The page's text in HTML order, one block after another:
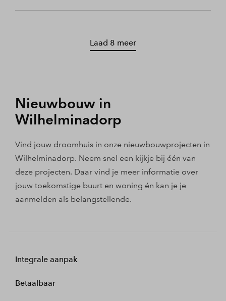
Laad 8 meer
Nieuwbouw in
Wilhelminadorp
Vind jouw droomhuis in onze nieuwbouwprojecten in
Wilhelminadorp. Neem snel een kijkje bij één van
deze projecten. Daar vind je meer informatie over
jouw toekomstige buurt en woning én kan je je
aanmelden als belangstellende.
Integrale aanpak
Betaalbaar